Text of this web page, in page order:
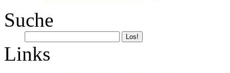
Suche
Links